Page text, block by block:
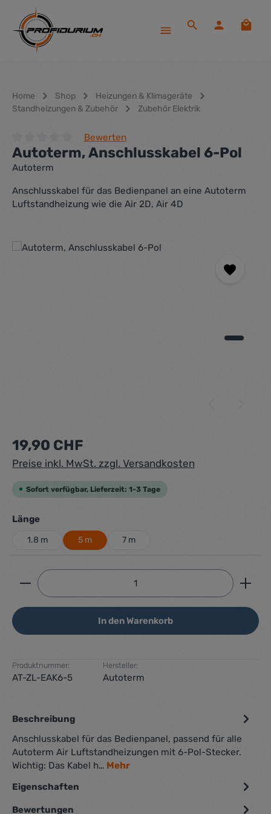
Zum Hauptinhalt springen
Home Shop
Heizungen & Klimageräte
Standheizungen & Zubehör
Zubehör Elektrik
Durchschnittliche Bewertung von 0 von 5 Sternen
Bewerten
Autoterm, Anschlusskabel 6-Pol
Autoterm
Anschlusskabel für das Bedienpanel an eine Autoterm
Luftstandheizung wie die Air 2D, Air 4D
Bildergalerie überspringen
Regulärer Preis:
19,90 CHF
Preise inkl. MwSt. zzgl. Versandkosten
Sofort verfügbar, Lieferzeit: 1-3 Tage
Längeauswählen
1.8 m 5 m 7 m
Produkt Anzahl: Gib den gewünschten Wert ein
In den Warenkorb
Produktnummer:
AT-ZL-EAK6-5
Hersteller:
Autoterm
Beschreibung
Anschlusskabel für das Bedienpanel, passend für alle
Autoterm Air Luftstandheizungen mit 6-Pol-Stecker.
Wichtig: Das Kabel h… Mehr
Eigenschaften
Bewertungen